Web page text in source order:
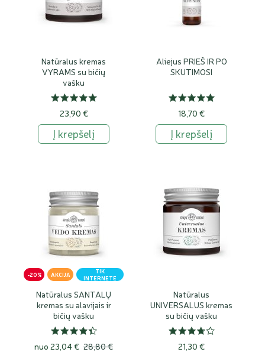
Natūralus kremas
VYRAMS su bičių
vašku
23,90 €
Į krepšelį
Aliejus PRIEŠ IR PO
SKUTIMOSI
18,70 €
Į krepšelį
-20% AKCIJA
TIK
INTERNETE
Natūralus SANTALŲ
kremas su alavijais ir
bičių vašku
nuo 23,04 € 28,80 €
Natūralus
UNIVERSALUS kremas
su bičių vašku
21,30 €